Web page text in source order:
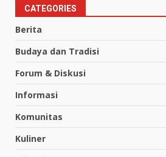
CATEGORIES
Berita
Budaya dan Tradisi
Forum & Diskusi
Informasi
Komunitas
Kuliner